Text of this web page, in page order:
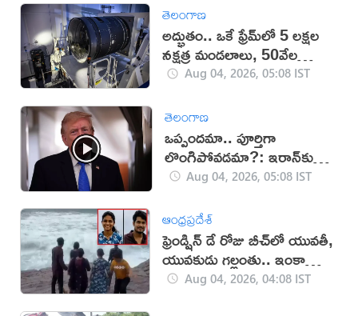
తెలంగాణ
అద్భుతం.. ఒకే ఫ్రేమ్‌లో 5 లక్షల
నక్షత్ర మండలాలు, 50వేల
నక్షత్రాలు
Aug 04, 2026, 05:08 IST
తెలంగాణ
ఒప్పందమా.. పూర్తిగా
లొంగిపోవడమా?: ఇరాన్‌కు
ట్రంప్ అల్టిమేటం (వీడియో)
Aug 04, 2026, 05:08 IST
ఆంధ్రప్రదేశ్
ఫ్రెండ్షిన్ డే రోజు బీచ్‌లో యువతీ,
యువకుడు గల్లంతు.. ఇంకా
దొరకని ఆచూకీ
Aug 04, 2026, 04:08 IST